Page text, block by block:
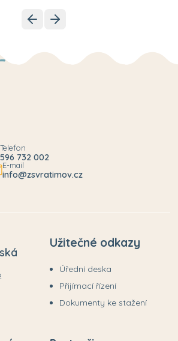
Telefon
596 732 002
E-mail
info@zsvratimov.cz
Užitečné odkazy
Úřední deska
Přijímací řízení
Dokumenty ke stažení